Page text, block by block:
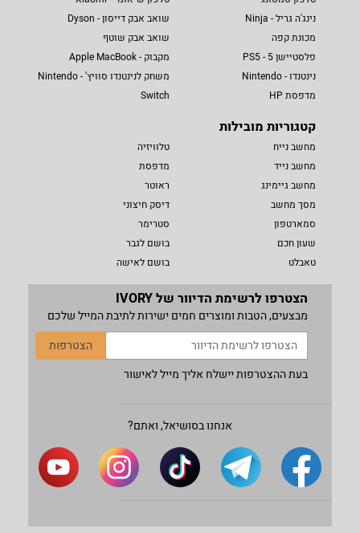
נינג'ה גריל - Ninja
מכונת קפה
פלסטיישן 5 - PS5
נינטנדו - Nintendo
מדפסת HP
שואב אבק דייסון - Dyson
שואב אבק שוטף
מקבוק - Apple MacBook
משחק לנינטנדו סוויץ' - Nintendo
Switch
קטגוריות מובילות
מחשב נייח
מחשב נייד
מחשב גיימינג
מסך מחשב
סמארטפון
שעון חכם
טאבלט
טלוויזיה
מדפסת
ראוטר
דיסק חיצוני
סטרימר
בושם לגבר
בושם לאישה
הצטרפו לרשימת הדיוור של IVORY
מבצעים, הטבות ומוצרים חמים ישירות לתיבת המייל שלכם
הצטרפות
בעת ההצטרפות יישלח אליך מייל לאישור
אנחנו בסושיאל, ואתם?